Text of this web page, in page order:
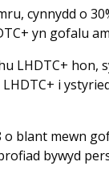
cynnydd o
yn gofalu
LHDTC+ hon,
i
blant mewn
bywyd